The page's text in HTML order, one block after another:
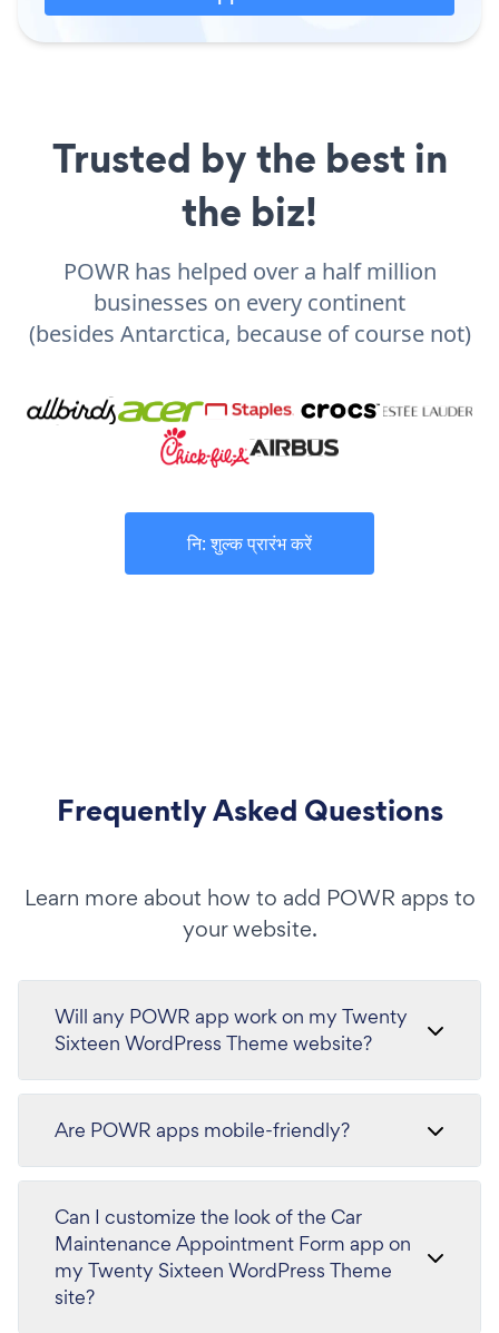
Trusted by the best in
the biz!
POWR has helped over a half million
businesses on every continent
(besides Antarctica, because of course not)
नि: शुल्क प्रारंभ करें
Frequently Asked Questions
Learn more about how to add POWR apps to
your website.
Will any POWR app work on my Twenty
Sixteen WordPress Theme website?
Are POWR apps mobile-friendly?
Can I customize the look of the Car
Maintenance Appointment Form app on
my Twenty Sixteen WordPress Theme
site?